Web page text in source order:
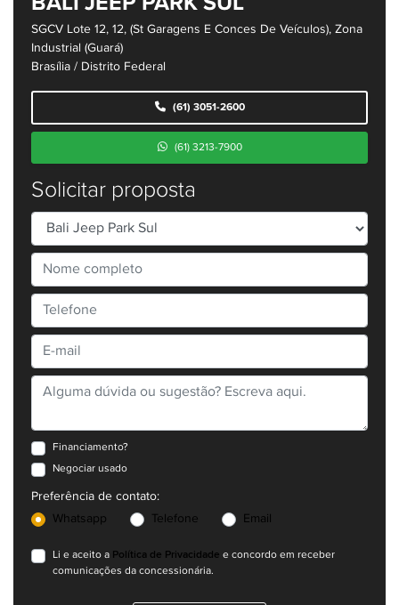
SGCV Lote 12, 12, (St Garagens E Conces De Veículos), Zona
Industrial (Guará)
Brasília / Distrito Federal
(61) 3051-2600
(61) 3213-7900
Solicitar proposta
Financiamento?
Negociar usado
Preferência de contato:
Whatsapp
Telefone Email
Li e aceito a Política de Privacidade e concordo em receber
comunicações da concessionária.